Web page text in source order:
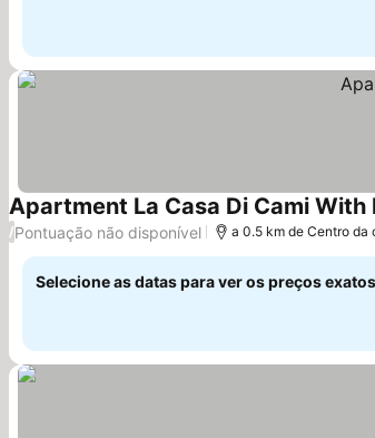
Apartment La Casa Di Cami
/Pontuação não disponível a 0.5 km de Centro da
Selecione as datas para ver os preços